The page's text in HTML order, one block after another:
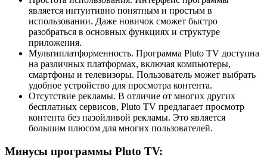
является интуитивно понятным и простым в
использовании. Даже новичок сможет быстро
разобраться в основных функциях и структуре
приложения.
Мультиплатформенность. Программа Pluto TV доступна
на различных платформах, включая компьютеры,
смартфоны и телевизоры. Пользователь может выбрать
удобное устройство для просмотра контента.
Отсутствие рекламы. В отличие от многих других
бесплатных сервисов, Pluto TV предлагает просмотр
контента без назойливой рекламы. Это является
большим плюсом для многих пользователей.
Минусы программы Pluto TV: